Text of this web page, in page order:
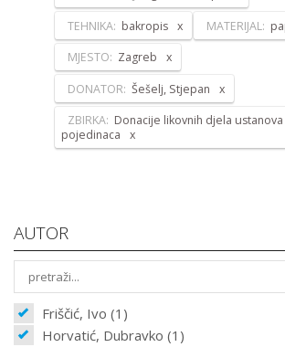
TEHNIKA: bakropis MATERIJAL:
MJESTO: Zagreb
DONATOR: Šešelj, Stjepan
ZBIRKA: Donacije likovnih djela ustanova
pojedinaca
AUTOR
Friščić, Ivo (1)
Horvatić, Dubravko (1)